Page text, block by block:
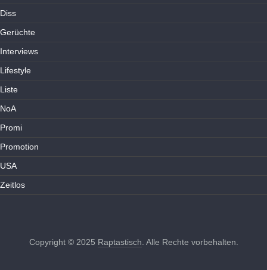
Diss
Gerüchte
Interviews
Lifestyle
Liste
NoA
Promi
Promotion
USA
Zeitlos
Copyright © 2025 Raptastisch . Alle Rechte vorbehalten.